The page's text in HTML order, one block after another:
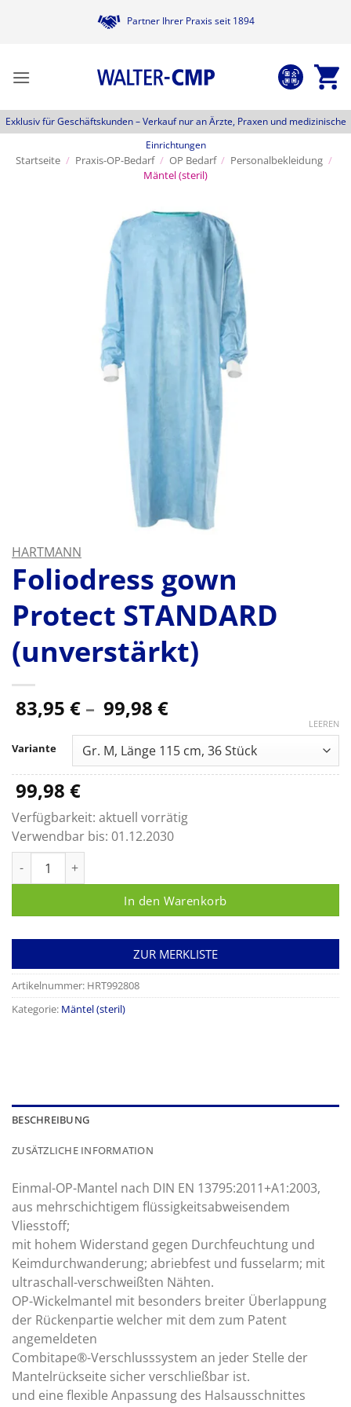
Partner Ihrer Praxis seit 1894
Exklusiv für Geschäftskunden –Verkauf nur an Ärzte, Praxen und medizinische
Einrichtungen
Startseite / Praxis-OP-Bedarf / OP Bedarf / Personalbekleidung /
Mäntel (steril)
HARTMANN
Foliodress gown
Protect STANDARD
(unverstärkt)
83,95 € – 99,98 €Preisspanne:
bis
99,98 €
Variante
LEEREN
99,98 €
Verfügbarkeit: aktuell vorrätig
Verwendbar bis: 01.12.2030
In den Warenkorb
ZUR MERKLISTE
Artikelnummer: HRT992808
Kategorie: Mäntel (steril)
BESCHREIBUNG
ZUSÄTZLICHE INFORMATION
Einmal-OP-Mantel nach DIN EN 13795:2011+A1:2003,
aus mehrschichtigem flüssigkeitsabweisendem
Vliesstoff;
mit hohem Widerstand gegen Durchfeuchtung und
Keimdurchwanderung; abriebfest und fusselarm; mit
ultraschall-verschweißten Nähten.
OP-Wickelmantel mit besonders breiter Überlappung
der Rückenpartie welcher mit dem zum Patent
angemeldeten
Combitape®-Verschlusssystem an jeder Stelle der
Mantelrückseite sicher verschließbar ist.
und eine flexible Anpassung des Halsausschnittes